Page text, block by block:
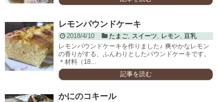
レモンパウンドケーキ
2018/4/10 たまご, スイーツ, レモン, 豆乳
レモンパウンドケーキを作りました♪ 爽やかなレモン
の香りがする、ふんわりとしたパウンドケーキです。
＊材料（18...
記事を読む
かにのコキール